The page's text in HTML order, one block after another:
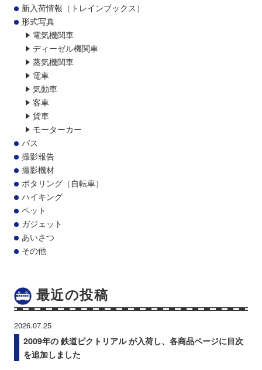
新入荷情報（トレインブックス）
形式写真
電気機関車
ディーゼル機関車
蒸気機関車
電車
気動車
客車
貨車
モーターカー
バス
撮影報告
撮影機材
ポタリング（自転車）
ハイキング
ペット
ガジェット
あいさつ
その他
最近の投稿
2026.07.25
2009年の 鉄道ピクトリアル が入荷し、各商品ページに目次
を追加しました